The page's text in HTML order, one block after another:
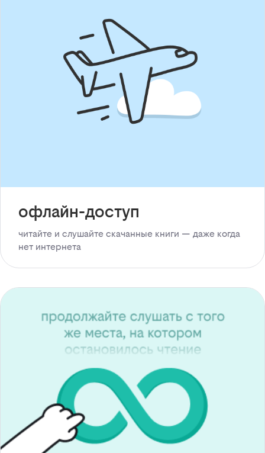
офлайн-доступ
читайте и слушайте скачанные книги — даже когда
нет интернета